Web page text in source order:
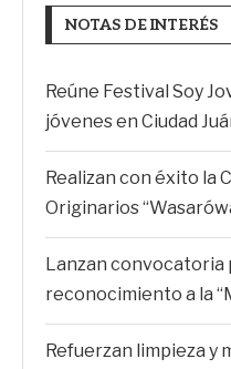
NOTAS DE INTERÉS
Reúne Festival Soy
jóvenes en Ciudad
Realizan con éxito la
Originarios
Lanzan convocatoria
reconocimiento a la
Refuerzan limpieza y